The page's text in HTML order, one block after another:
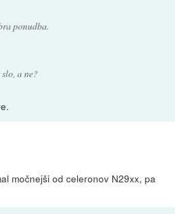
ponudba.
a ne?
močnejši od celeronov N29xx, pa